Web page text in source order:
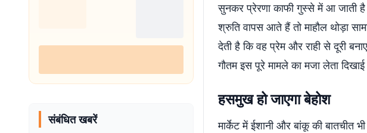
संबंधित खबरें
सुनकर प्रेरणा काफी गुस्से में आ जाती
श्रुति वापस आते हैं तो माहौल थोड़ा
देती है कि वह प्रेम और राही से दूरी
गौतम इस पूरे मामले का मजा लेता दिखाई
हसमुख हो जाएगा बेहोश
मार्केट में ईशानी और बांकू की बातचीत